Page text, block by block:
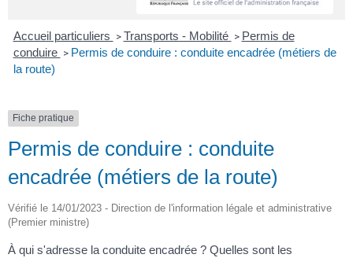
Accueil particuliers > Transports - Mobilité > Permis de
conduire > Permis de conduire : conduite encadrée (métiers de
la route)
Fiche pratique
Permis de conduire : conduite
encadrée (métiers de la route)
Vérifié le 14/01/2023 - Direction de l'information légale et administrative
(Premier ministre)
À qui s'adresse la conduite encadrée ? Quelles sont les